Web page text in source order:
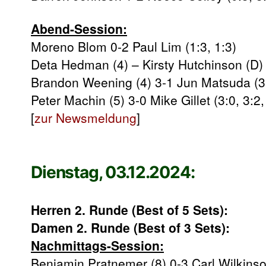
Abend-Session:
Moreno Blom 0-2 Paul Lim (1:3, 1:3)
Deta Hedman (4) – Kirsty Hutchinson (D)
Brandon Weening (4) 3-1 Jun Matsuda
Peter Machin (5) 3-0 Mike Gillet (3:0,
[zur Newsmeldung]
Dienstag, 03.12.2024:
Herren 2. Runde (Best of 5 Sets):
Damen 2. Runde (Best of 3 Sets):
Nachmittags-Session: